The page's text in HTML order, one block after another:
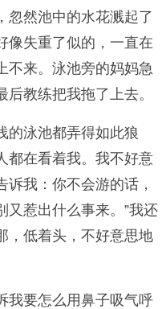
忽然池中的水花溅起了
像失重了似的，一直在
不来。泳池旁的妈妈急
教练把我拖了上去。
的泳池都弄得如此狼
都在看着我。我不好意
我：你不会游的话，
又惹出什么事来。”我还
，低着头，不好意思地
我要怎么用鼻子吸气呼